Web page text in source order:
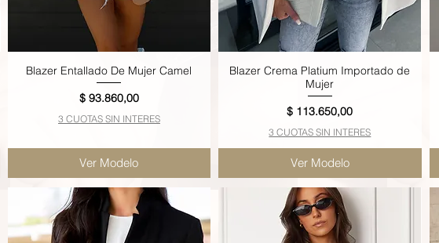
Vista rápida
Blazer Entallado De Mujer Camel
Precio
$ 93.860,00
3 CUOTAS SIN INTERES
Ver Modelo
Vista rápida
Blazer Crema Platium Importado de
Mujer
Precio
$ 113.650,00
3 CUOTAS SIN INTERES
Ver Modelo